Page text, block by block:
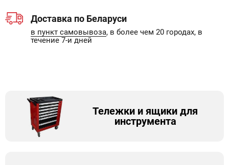
Доставка по Беларуси
в пункт самовывоза, в более чем 20 городах, в
течение 7-и дней
Тележки и ящики для
инструмента